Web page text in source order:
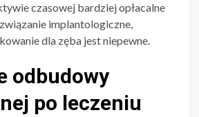
czasowej bardziej opłacalne
implantologiczne,
dla zęba jest niepewne.
odbudowy
po leczeniu